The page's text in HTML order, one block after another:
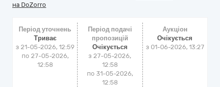
на DoZorro
Період уточнень
Триває
з 21-05-2026, 12:59
по 27-05-2026,
12:58
Період подачі
пропозицій
Очікується
з 27-05-2026,
12:58
по 31-05-2026,
12:58
Аукціон
Очікується
з 01-06-2026, 13:27